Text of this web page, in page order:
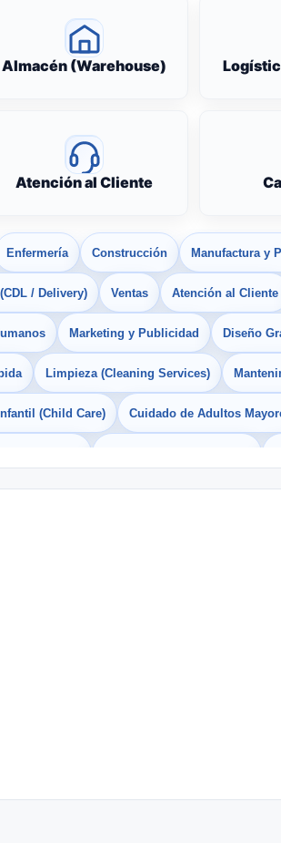
Almacén (Warehouse)
Atención al Cliente
Enfermería Construcción Manufactura y
/ Delivery) Ventas Atención al Cliente
Marketing y Publicidad Diseño
Limpieza (Cleaning Services)
(Child Care) Cuidado de Adultos
Empleos para Estudiantes Empleos